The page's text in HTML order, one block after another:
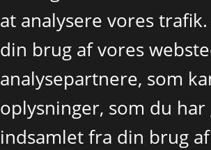
at analysere vores
din brug af vores
analysepartnere, som
oplysninger, som du
indsamlet fra din brug